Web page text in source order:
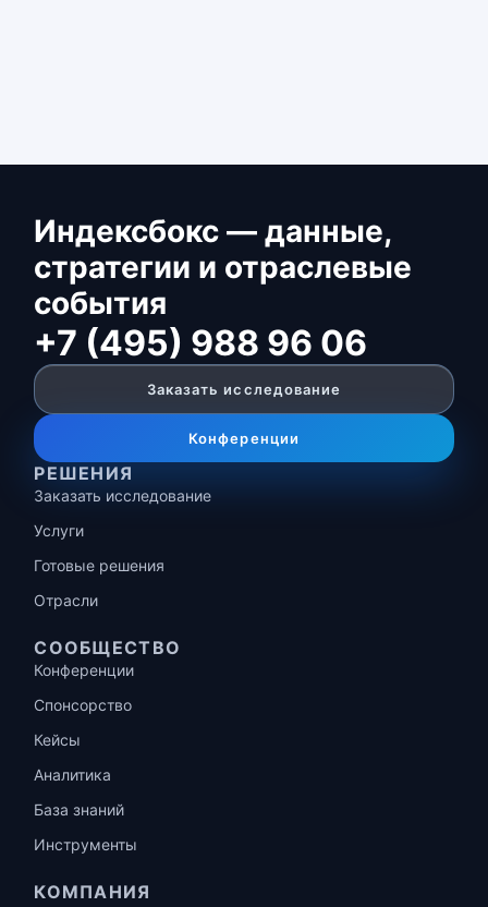
Индексбокс — данные,
стратегии и отраслевые
события
+7 (495) 988 96 06
Заказать исследование
Конференции
РЕШЕНИЯ
Заказать исследование
Услуги
Готовые решения
Отрасли
СООБЩЕСТВО
Конференции
Спонсорство
Кейсы
Аналитика
База знаний
Инструменты
КОМПАНИЯ